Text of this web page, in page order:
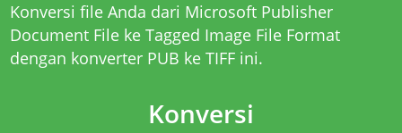
Konversi file Anda dari Microsoft Publisher
Document File ke Tagged Image File Format
dengan konverter PUB ke TIFFini.
Konversi